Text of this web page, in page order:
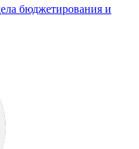
бюджетирования и